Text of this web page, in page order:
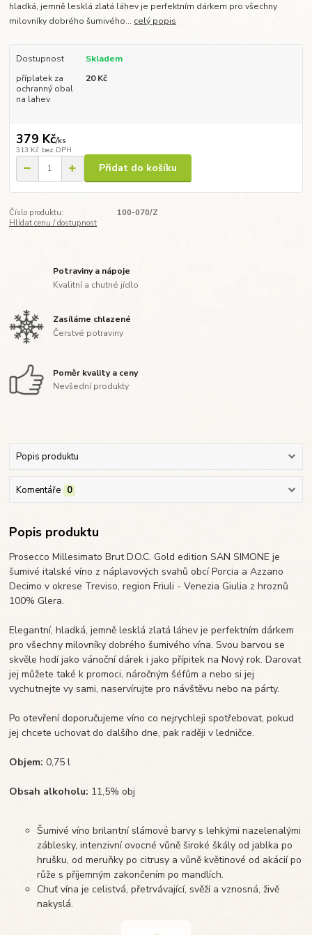
hladká, jemně lesklá zlatá láhev je perfektním dárkem pro všechny
milovníky dobrého šumivého... celý popis
Dostupnost
Skladem
příplatek za
ochranný obal
na lahev
20 Kč
379 Kč/ks
313 Kč bez DPH
Přidat do košíku
Číslo produktu:
100-070/Z
Hlídat cenu / dostupnost
Potraviny a nápoje
Kvalitní a chutné jídlo
Zasíláme chlazené
Čerstvé potraviny
Poměr kvality a ceny
Nevšední produkty
Popis produktu
Komentáře 0
Popis produktu
Prosecco Millesimato Brut D.O.C. Gold edition SAN SIMONE je
šumivé italské víno z náplavových svahů obcí Porcia a Azzano
Decimo v okrese Treviso, region Friuli - Venezia Giulia z hroznů
100% Glera.
Elegantní, hladká, jemně lesklá zlatá láhev je perfektním dárkem
pro všechny milovníky dobrého šumivého vína. Svou barvou se
skvěle hodí jako vánoční dárek i jako přípitek na Nový rok. Darovat
jej můžete také k promoci, náročným šéfům a nebo si jej
vychutnejte vy sami, naservírujte pro návštěvu nebo na párty.
Po otevření doporučujeme víno co nejrychleji spotřebovat, pokud
jej chcete uchovat do dalšího dne, pak raději v ledničce.
Objem: 0,75 l
Obsah alkoholu: 11,5% obj
Šumivé víno brilantní slámové barvy s lehkými nazelenalými
záblesky, intenzivní ovocné vůně široké škály od jablka po
hrušku, od meruňky po citrusy a vůně květinové od akácií po
růže s příjemným zakončením po mandlích.
Chuť vína je celistvá, přetrvávající, svěží a vznosná, živě
nakyslá.